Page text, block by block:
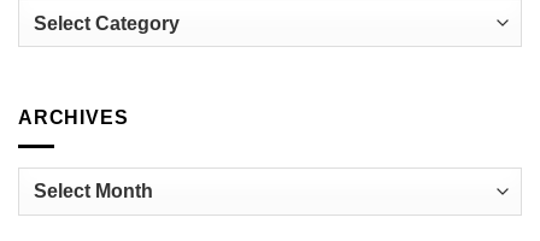
Categories
ARCHIVES
Archives